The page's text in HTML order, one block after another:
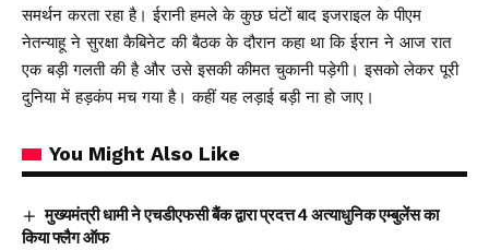
समर्थन करता रहा है। ईरानी हमले के कुछ घंटों बाद इजराइल के पीएम
नेतन्याहू ने सुरक्षा कैबिनेट की बैठक के दौरान कहा था कि ईरान ने आज रात
एक बड़ी गलती की है और उसे इसकी कीमत चुकानी पड़ेगी। इसको लेकर पूरी
दुनिया में हड़कंप मच गया है। कहीं यह लड़ाई बड़ी ना हो जाए।
You Might Also Like
मुख्यमंत्री धामी ने एचडीएफसी बैंक द्वारा प्रदत्त 4 अत्याधुनिक एम्बुलेंस का
किया फ्लैग ऑफ